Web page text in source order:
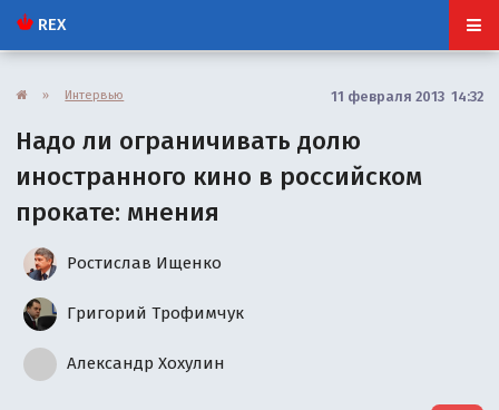
REX
» Интервью 11 февраля 2013 14:32
Надо ли ограничивать долю
иностранного кино в российском
прокате: мнения
Ростислав Ищенко
Григорий Трофимчук
Александр Хохулин